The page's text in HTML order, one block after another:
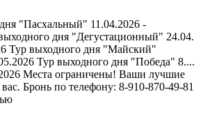
"Пасхальный" 11.04.2026 -
дня "Дегустационный" 24.04.
Тур выходного дня "Майский"
Тур выходного дня "Победа" 8....
Места ограничены! Ваши лучшие
Бронь по телефону: 8-910-870-49-81